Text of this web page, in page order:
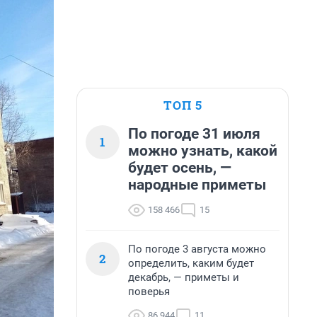
ТОП 5
1
По погоде 31 июля
можно узнать, какой
будет осень, —
народные приметы
158 466 15
2
По погоде 3 августа можно
определить, каким будет
декабрь, — приметы и
поверья